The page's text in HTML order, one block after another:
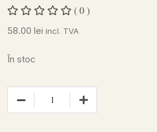
( 0 )
58.00 lei incl. TVA
În stoc